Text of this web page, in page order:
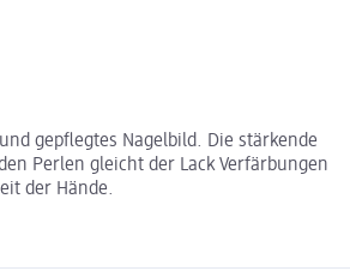
gepflegtes Nagelbild. Die stärkende
Perlen gleicht der Lack Verfärbungen
der Hände.